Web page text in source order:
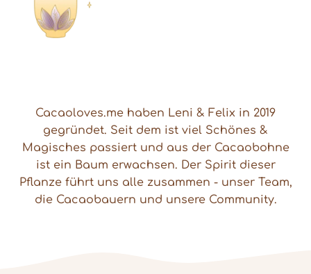
Cacaoloves.me haben Leni & Felix in 2019
gegründet. Seit dem ist viel Schönes &
Magisches passiert und aus der Cacaobohne
ist ein Baum erwachsen. Der Spirit dieser
Pflanze führt uns alle zusammen - unser Team,
die Cacaobauern und unsere Community.